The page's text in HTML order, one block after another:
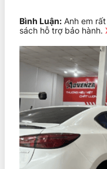
với nhiều thương hiệu
này cũng cho thấy
thị trường. Quý
xe thể thao đa dụng.
nhiên, vẫn cần lựa
Bình Luận:Anh em
sách hỗ trợ bảo hành.